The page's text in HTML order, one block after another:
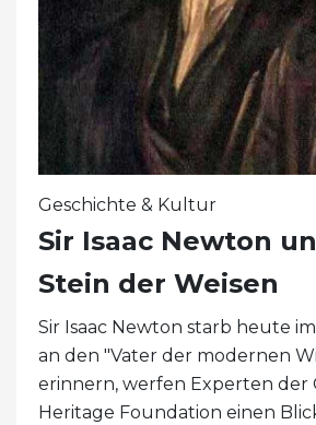
Geschichte & Kultur
Sir Isaac Newton
Stein der Weisen
Sir Isaac Newton starb heute im
an den "Vater der modernen
erinnern, werfen Experten der
Heritage Foundation einen